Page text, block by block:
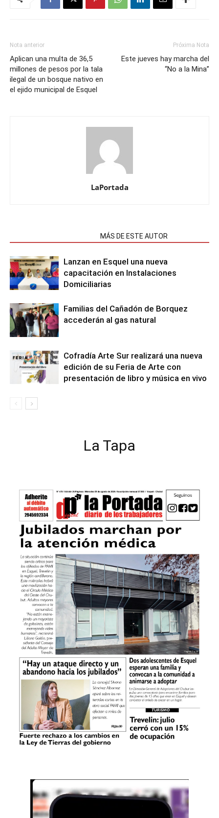
Nota anterior
Aplican una multa de 36,5
millones de pesos por la tala
ilegal de un bosque nativo en
el ejido municipal de Esquel
Próxima Nota
Este jueves hay marcha del
“No a la Mina”
LaPortada
MÁS DE ESTE AUTOR
Lanzan en Esquel una nueva
capacitación en Instalaciones
Domiciliarias
Familias del Cañadón de Borquez
accederán al gas natural
Cofradía Arte Sur realizará una nueva
edición de su Feria de Arte con
presentación de libro y música en vivo
La Tapa